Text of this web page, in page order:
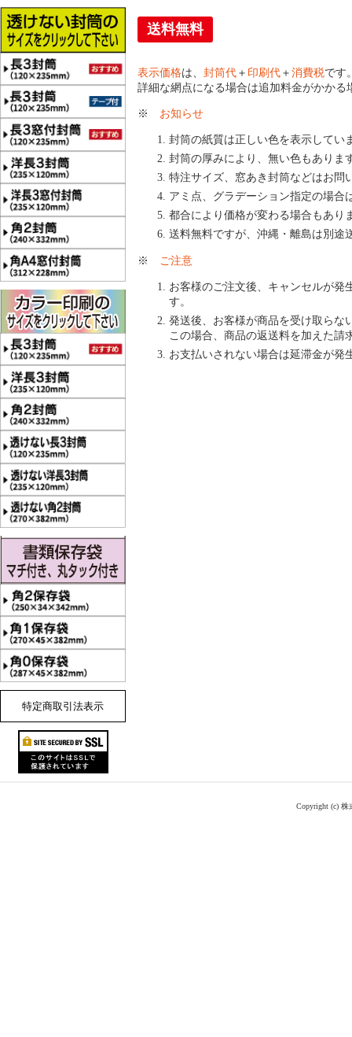
特定商取引法表示
送料無料
表示価格は、 封筒代 ＋ 印刷代 ＋ 消費税です
詳細な網点になる場合は追加料金がかかる
※ お知らせ
封筒の紙質は正しい色を表示してい
封筒の厚みにより、無い色もありま
特注サイズ、窓あき封筒などはお問
アミ点、グラデーション指定の場合
都合により価格が変わる場合もあり
送料無料ですが、沖縄・離島は別途
※ ご注意
お客様のご注文後、キャンセルが発
す。
発送後、お客様が商品を受け取らな
この場合、商品の返送料を加えた請
お支払いされない場合は延滞金が発
Copyright (c)